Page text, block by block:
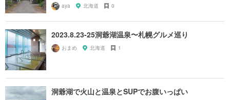
aya 北海道 0
2023.8.23-25洞爺湖温泉〜札幌グルメ巡り
おまめ 北海道 1
洞爺湖で火山と温泉とSUPでお腹いっぱい